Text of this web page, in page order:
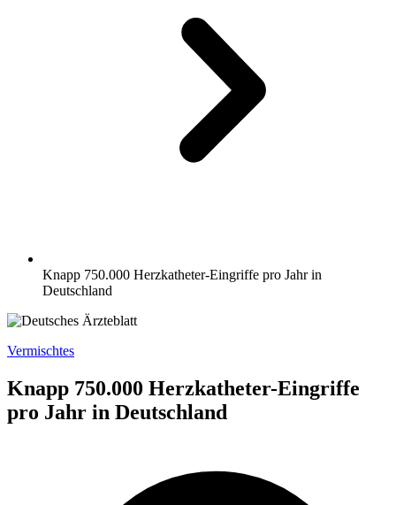
Knapp 750.000 Herz­katheter-Eingriffe pro Jahr in
Deutschland
Vermischtes
Knapp 750.000 Herz­katheter-Eingriffe
pro Jahr in Deutschland